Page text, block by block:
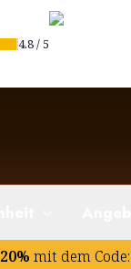
4.8/5
20% mit dem Code: